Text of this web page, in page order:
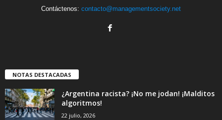
Contáctenos: contacto@managementsociety.net
NOTAS DESTACADAS
¿Argentina racista? ¡No me jodan! ¡Malditos
algoritmos!
22 julio, 2026